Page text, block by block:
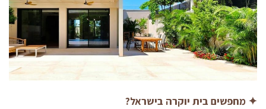
✦ מחפשים בית יוקרה בישראל?